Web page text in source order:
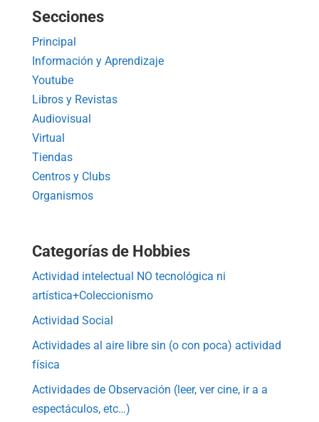
Secciones
Principal
Información y Aprendizaje
Youtube
Libros y Revistas
Audiovisual
Virtual
Tiendas
Centros y Clubs
Organismos
Categorías de Hobbies
Actividad intelectual NO tecnológica ni
artística+Coleccionismo
Actividad Social
Actividades al aire libre sin (o con poca) actividad
física
Actividades de Observación (leer, ver cine, ir a a
espectáculos, etc…)